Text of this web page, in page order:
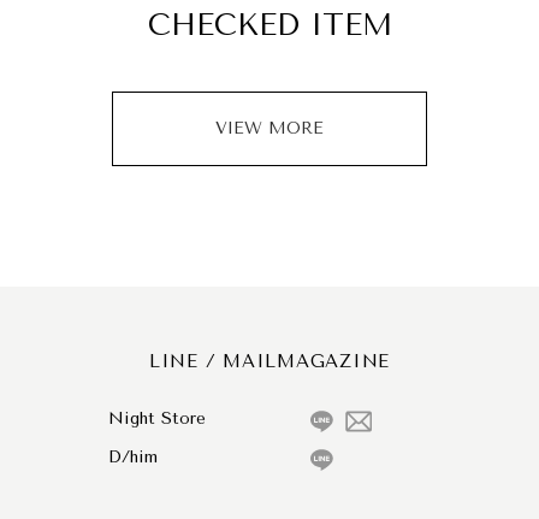
CHECKED ITEM
VIEW MORE
LINE / MAILMAGAZINE
Night Store
D/him